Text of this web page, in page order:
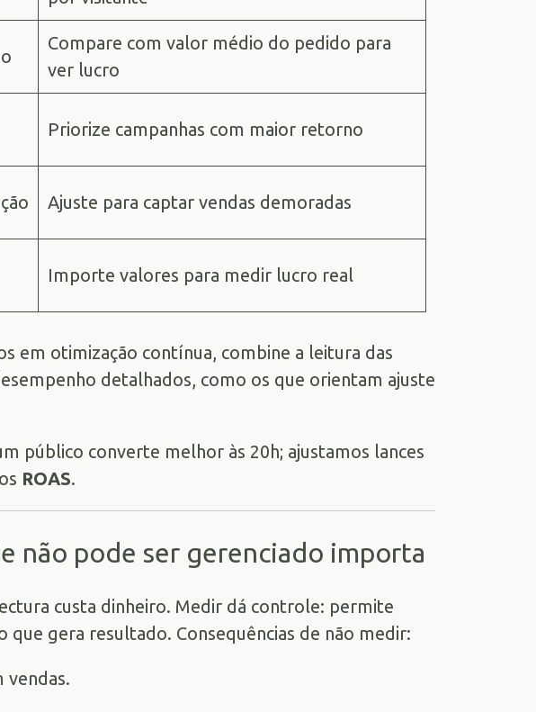
Compare com valor médio do pedido para
ver lucro
Priorize campanhas com maior retorno
Ajuste para captar vendas demoradas
Importe valores para medir lucro real
em otimização contínua, combine a leitura das
detalhados, como os que orientam ajuste
público converte melhor às 20h; ajustamos lances
ROAS.
não pode ser gerenciado importa
custa dinheiro. Medir dá controle: permite
gera resultado. Consequências de não medir:
vendas.